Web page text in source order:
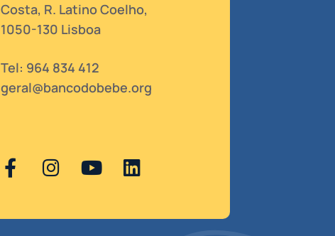
Costa, R. Latino Coelho,
1050-130 Lisboa
Tel: 964 834 412
geral@bancodobebe.org